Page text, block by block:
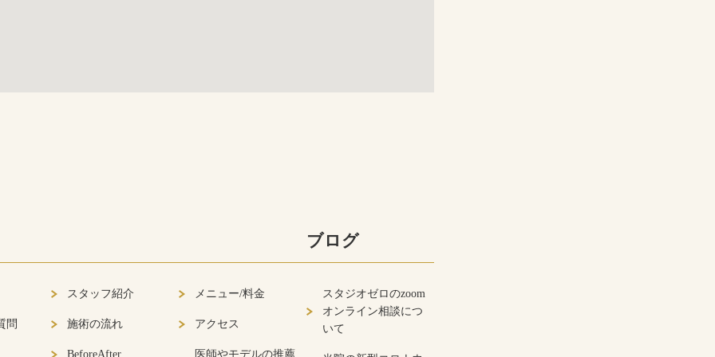
スタッフ紹介 メニュー/料金
問 施術の流れ アクセス
BeforeAfter 医師やモデルの推薦
ブログ
スタジオゼロのzoom
オンライン相談につ
いて